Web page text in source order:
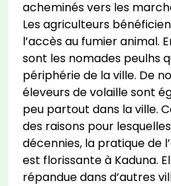
acheminés vers les
Les agriculteurs
l’accès au fumier animal.
sont les nomades peulhs
périphérie de la ville. De
éleveurs de volaille sont
peu partout dans la ville.
des raisons pour
décennies, la pratique de
est florissante à Kaduna.
répandue dans d’autres